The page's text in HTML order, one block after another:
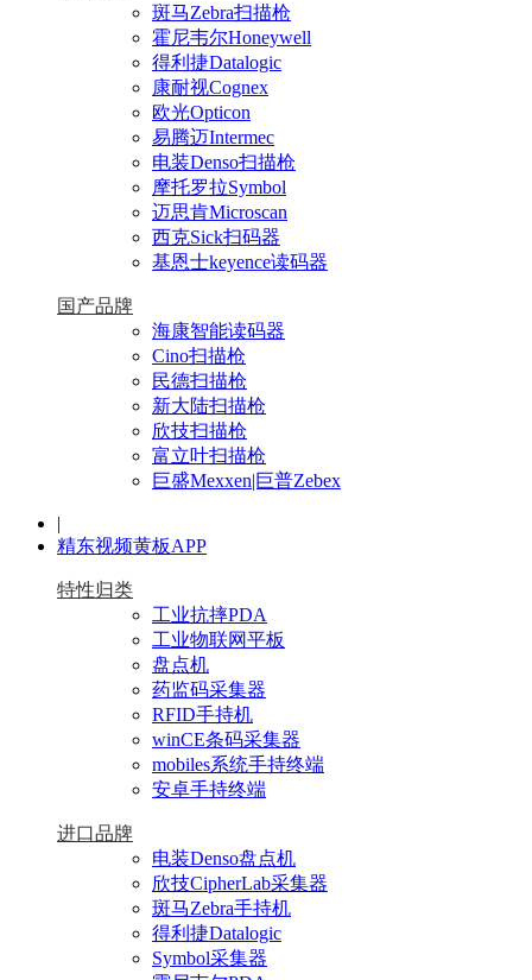
斑马Zebra扫描枪
霍尼韦尔Honeywell
得利捷Datalogic
康耐视Cognex
欧光Opticon
易腾迈Intermec
电装Denso扫描枪
摩托罗拉Symbol
迈思肯Microscan
西克Sick扫码器
基恩士keyence读码器
国产品牌
海康智能读码器
Cino扫描枪
民德扫描枪
新大陆扫描枪
欣技扫描枪
富立叶扫描枪
巨盛Mexxen|巨普Zebex
|
精东视频黄板APP
特性归类
工业抗摔PDA
工业物联网平板
盘点机
药监码采集器
RFID手持机
winCE条码采集器
mobiles系统手持终端
安卓手持终端
进口品牌
电装Denso盘点机
欣技CipherLab采集器
斑马Zebra手持机
得利捷Datalogic
Symbol采集器